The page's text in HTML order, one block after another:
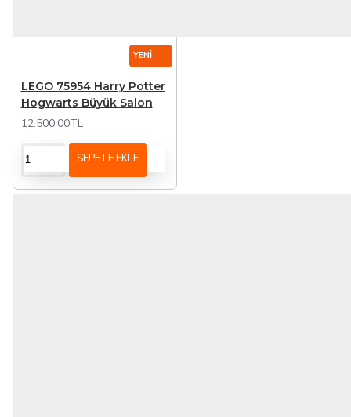
YENI
LEGO 75954 Harry Potter
Hogwarts Büyük Salon
12.500,00TL
SEPETE EKLE